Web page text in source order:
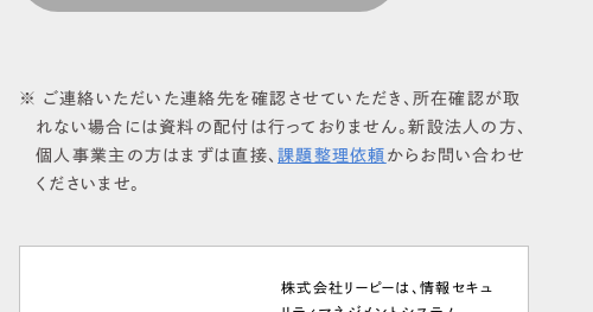
ご連絡いただいた連絡先を確認させていただき、所在確認が取
れない場合には資料の配付は行っておりません。新設法人の方、
個人事業主の方はまずは直接、課題整理依頼 からお問い合わせ
くださいませ。
株式会社リーピーは、情報セキュ